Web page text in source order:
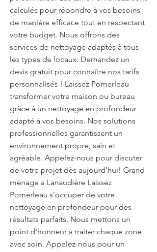
calculés pour répondre à vos besoins
de manière efficace tout en respectant
votre budget. Nous offrons des
services de nettoyage adaptés à tous
les types de locaux. Demandez un
devis gratuit pour connaître nos tarifs
personnalisés ! Laissez Pomerleau
transformer votre maison ou bureau
grâce à un nettoyage en profondeur
adapté à vos besoins. Nos solutions
professionnelles garantissent un
environnement propre, sain et
agréable. Appelez-nous pour discuter
de votre projet dès aujourd’hui! Grand
ménage à Lanaudière Laissez
Pomerleau s'occuper de votre
nettoyage en profondeur pour des
résultats parfaits. Nous mettons un
point d'honneur à traiter chaque zone
avec soin. Appelez-nous pour un